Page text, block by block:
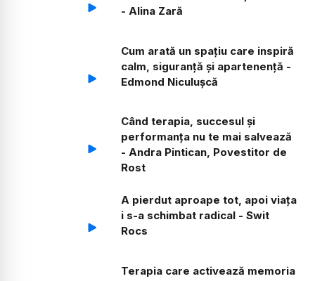
- Alina Zară
Cum arată un spațiu care inspiră
calm, siguranță și apartenență -
Edmond Niculușcă
Când terapia, succesul și
performanța nu te mai salvează
- Andra Pintican, Povestitor de
Rost
A pierdut aproape tot, apoi viața
i s-a schimbat radical - Swit
Rocs
Terapia care activează memoria